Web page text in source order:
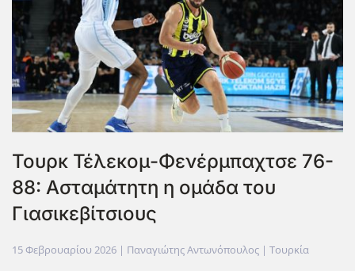
Τουρκ Τέλεκομ-Φενέρμπαχτσε 76-
88: Ασταμάτητη η ομάδα του
Γιασικεβίτσιους
15 Φεβρουαρίου 2026 | Παναγιώτης Αντωνόπουλος | Τουρκία